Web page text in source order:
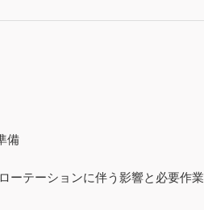
備
ーテーションに伴う影響と必要作業